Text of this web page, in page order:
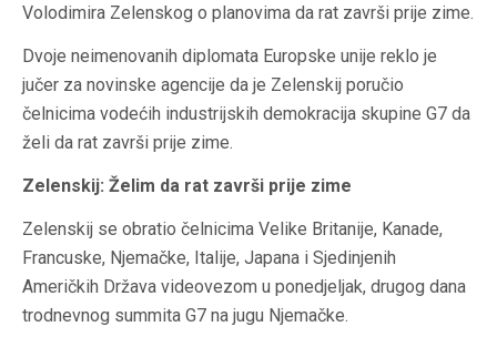
Volodimira Zelenskog o planovima da rat završi prije zime.
Dvoje neimenovanih diplomata Europske unije reklo je
jučer za novinske agencije da je Zelenskij poručio
čelnicima vodećih industrijskih demokracija skupine G7 da
želi da rat završi prije zime.
Zelenskij: Želim da rat završi prije zime
Zelenskij se obratio čelnicima Velike Britanije, Kanade,
Francuske, Njemačke, Italije, Japana i Sjedinjenih
Američkih Država videovezom u ponedjeljak, drugog dana
trodnevnog summita G7 na jugu Njemačke.